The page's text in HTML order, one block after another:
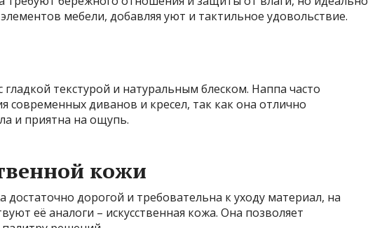
мебели, добавляя уют и тактильное удовольствие.
гладкой текстурой и натуральным блеском. Наппа часто
современных диванов и кресел, так как она отлично
и приятна на ощупь.
кожи
достаточно дорогой и требовательна к уходу материал, на
её аналоги – искусственная кожа. Она позволяет